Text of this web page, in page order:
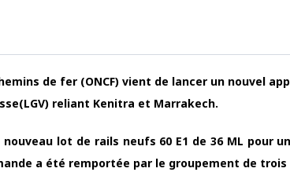
de fer (ONCF) vient de lancer un nouvel
reliant Kenitra et Marrakech.
nouveau lot de rails neufs 60 E1 de 36 ML pour
a été remportée par le groupement de